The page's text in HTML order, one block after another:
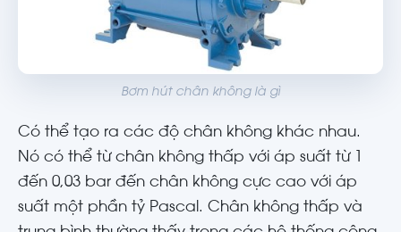
Bơm hút chân không là gì
Có thể tạo ra các độ chân không khác nhau.
Nó có thể từ chân không thấp với áp suất từ 1
đến 0,03 bar đến chân không cực cao với áp
suất một phần tỷ Pascal. Chân không thấp và